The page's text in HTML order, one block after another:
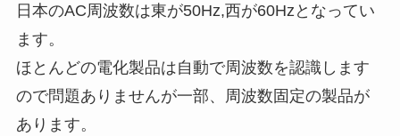
日本のAC周波数は東が50Hz,西が60Hzとなってい
ます。
ほとんどの電化製品は自動で周波数を認識します
ので問題ありませんが一部、周波数固定の製品が
あります。